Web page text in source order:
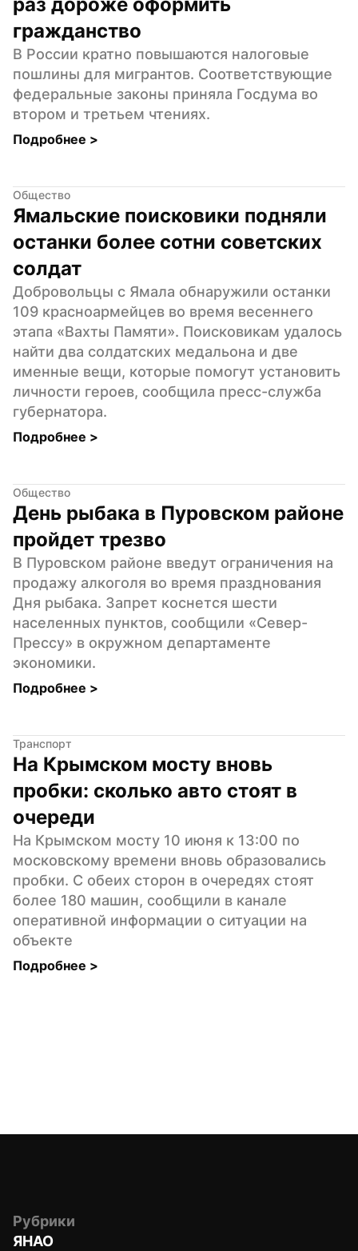
гражданство
В России кратно повышаются налоговые
пошлины для мигрантов. Соответствующие
федеральные законы приняла Госдума во
втором и третьем чтениях.
Подробнее >
Общество
Ямальские поисковики подняли
останки более сотни советских
солдат
Добровольцы с Ямала обнаружили останки
109 красноармейцев во время весеннего
этапа «Вахты Памяти». Поисковикам удалось
найти два солдатских медальона и две
именные вещи, которые помогут установить
личности героев, сообщила пресс-служба
губернатора.
Подробнее >
Общество
День рыбака в Пуровском районе
пройдет трезво
В Пуровском районе введут ограничения на
продажу алкоголя во время празднования
Дня рыбака. Запрет коснется шести
населенных пунктов, сообщили «Север-
Прессу» в окружном департаменте
экономики.
Подробнее >
Транспорт
На Крымском мосту вновь
пробки: сколько авто стоят в
очереди
На Крымском мосту 10 июня к 13:00 по
московскому времени вновь образовались
пробки. С обеих сторон в очередях стоят
более 180 машин, сообщили в канале
оперативной информации о ситуации на
объекте
Подробнее >
Рубрики
ЯНАО